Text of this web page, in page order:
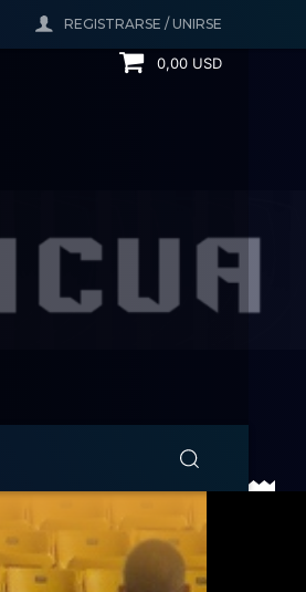
REGISTRARSE / UNIRSE
0,00 USD